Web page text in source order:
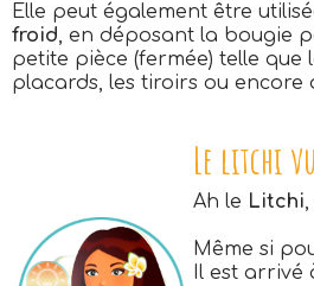
Elle peut également être
froid, en déposant la bougie
petite pièce (fermée) telle que
placards, les tiroirs ou encore
Le litchi
Ah le Litchi
Même si
Il est arrivé